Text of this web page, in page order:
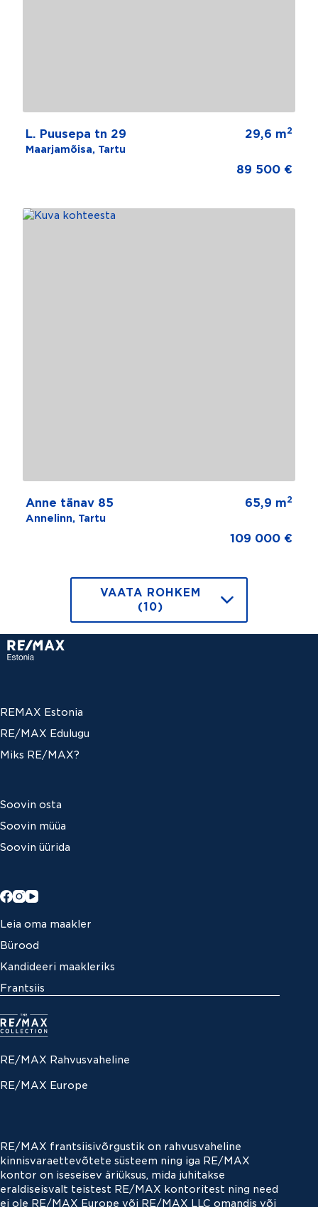
L. Puusepa tn 29
Maarjamõisa, Tartu
29,6 m2
89 500 €
Anne tänav 85
Annelinn, Tartu
65,9 m2
109 000 €
VAATA ROHKEM
(10)
REMAX Estonia
RE/MAX Edulugu
Miks RE/MAX?
Soovin osta
Soovin müüa
Soovin üürida
Leia oma maakler
Bürood
Kandideeri maakleriks
Frantsiis
RE/MAX Rahvusvaheline
RE/MAX Europe
RE/MAX frantsiisivõrgustik on rahvusvaheline
kinnisvaraettevõtete süsteem ning iga RE/MAX
kontor on iseseisev äriüksus, mida juhitakse
eraldiseisvalt teistest RE/MAX kontoritest ning need
ei ole RE/MAX Europe või RE/MAX LLC omandis või